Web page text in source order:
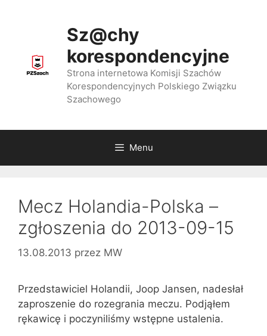
Sz@chy
korespondencyjne
Strona internetowa Komisji Szachów
Korespondencyjnych Polskiego Związku
Szachowego
Menu
Mecz Holandia-Polska –
zgłoszenia do 2013-09-15
13.08.2013 przez MW
Przedstawiciel Holandii, Joop Jansen, nadesłał
zaproszenie do rozegrania meczu. Podjąłem
rękawicę i poczyniliśmy wstępne ustalenia.